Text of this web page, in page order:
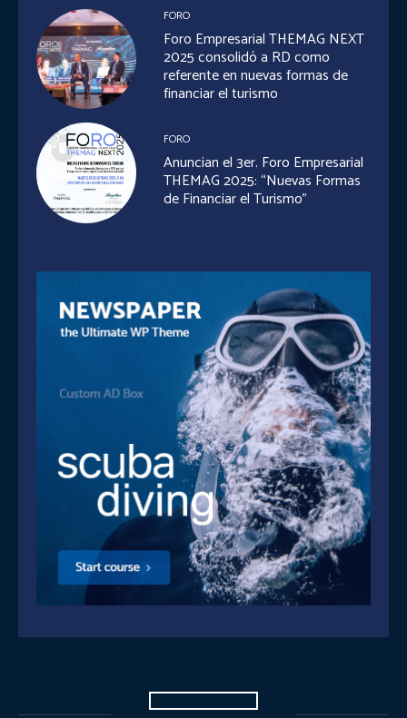
FORO
Foro Empresarial THEMAG NEXT
2025 consolidó a RD como
referente en nuevas formas de
financiar el turismo
FORO
Anuncian el 3er. Foro Empresarial
THEMAG 2025: “Nuevas Formas
de Financiar el Turismo”